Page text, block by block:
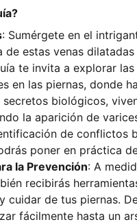
: Sumérgete en el
estas venas
te invita a explorar
en las piernas, donde
secretos biológicos,
la aparición de
de conflictos
poner en práctica
la Prevención: A
recibirás
cuidar de tus piernas.
fácilmente hasta un